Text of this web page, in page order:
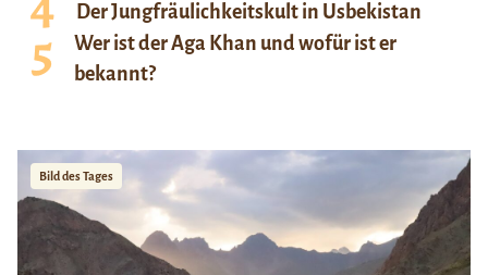
Der Jungfräulichkeitskult in Usbekistan
Wer ist der Aga Khan und wofür ist er
bekannt?
Bild des Tages